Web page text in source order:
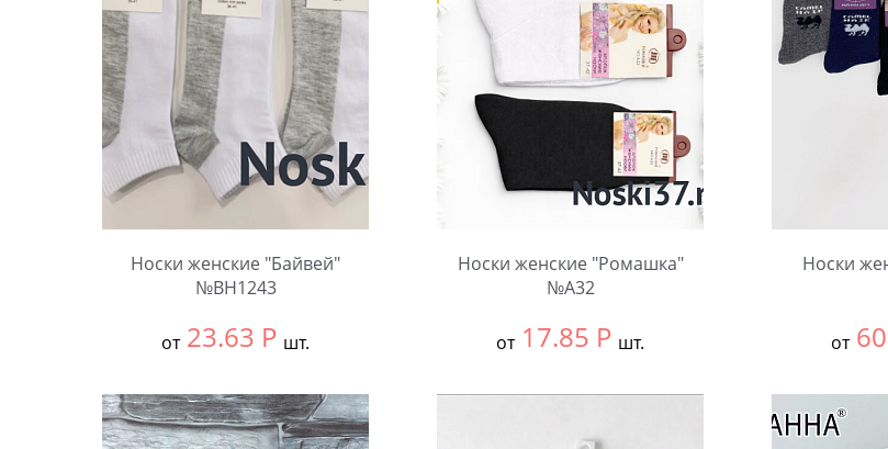
Носки женские "Байвей"
№BH1243
от 23.63 Р шт.
В упаковке:
10 шт.
Носки женские "Ромашка"
№А32
от 17.85 Р шт.
Носки
от
В упаковке: